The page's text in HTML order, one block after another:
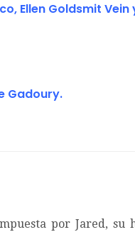
Ellen Goldsmit
Gadoury.
por Jared, su